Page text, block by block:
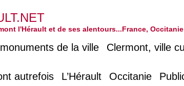
l'Hérault et de ses alentours...France,
de la ville Clermont, ville
autrefois L’Hérault Occitanie